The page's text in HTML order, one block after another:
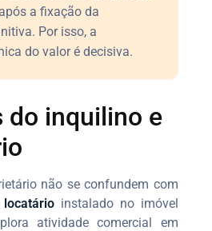
a fixação da
Por isso, a
do valor é decisiva.
do inquilino e
não se confundem com
instalado no imóvel
atividade comercial em